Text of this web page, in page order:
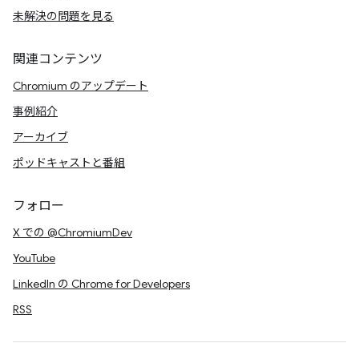
未解決の問題を見る
関連コンテンツ
Chromium のアップデート
事例紹介
アーカイブ
ポッドキャストと番組
フォロー
X での @ChromiumDev
YouTube
LinkedIn の Chrome for Developers
RSS